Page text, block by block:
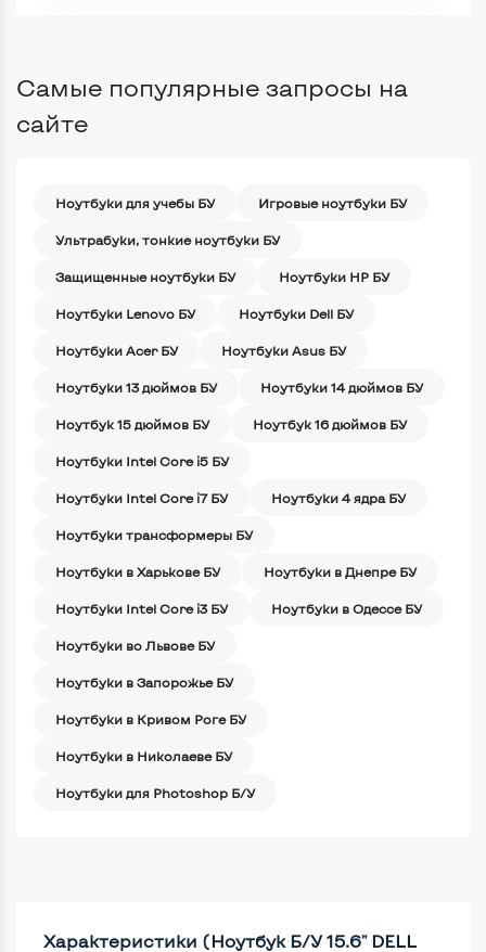
Самые популярные запросы на
сайте
Ноутбуки для учебы БУ Игровые ноутбуки БУ
Ультрабуки, тонкие ноутбуки БУ
Защищенные ноутбуки БУ Ноутбуки HP БУ
Ноутбуки Lenovo БУ Ноутбуки Dell БУ
Ноутбуки Acer БУ Ноутбуки Asus БУ
Ноутбуки 13 дюймов БУ Ноутбуки 14 дюймов БУ
Ноутбук 15 дюймов БУ Ноутбук 16 дюймов БУ
Ноутбуки Intel Core i5 БУ
Ноутбуки Intel Core i7 БУ Ноутбуки 4 ядра БУ
Ноутбуки трансформеры БУ
Ноутбуки в Харькове БУ Ноутбуки в Днепре БУ
Ноутбуки Intel Core i3 БУ Ноутбуки в Одессе БУ
Ноутбуки во Львове БУ
Ноутбуки в Запорожье БУ
Ноутбуки в Кривом Роге БУ
Ноутбуки в Николаеве БУ
Ноутбуки для Photoshop Б/У
Характеристики (Ноутбук Б/У 15.6" DELL